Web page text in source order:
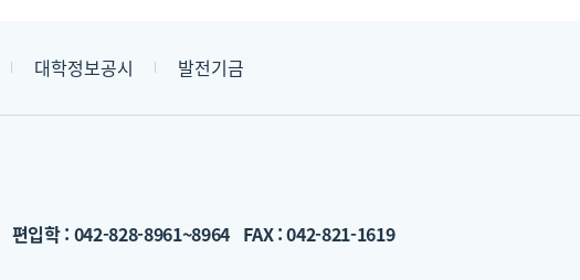
대학정보공시 발전기금
편입학 : 042-828-8961~8964 FAX : 042-821-1619